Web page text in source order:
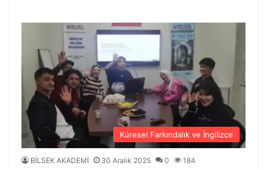
Küresel Farkındalık ve İngilizce
BİLSEK AKADEMİ 30 Aralık 2025 0 184